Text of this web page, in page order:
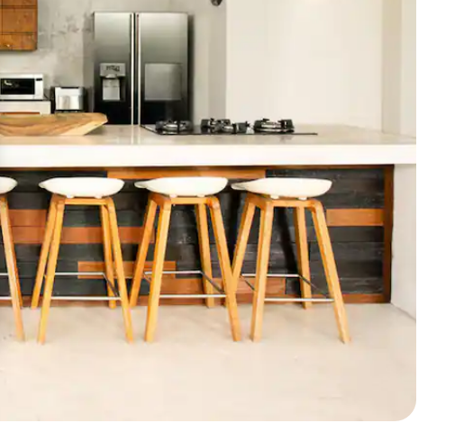
de flecha hacia arriba y hacia abajo o explora con el tacto o desliza el dedo.